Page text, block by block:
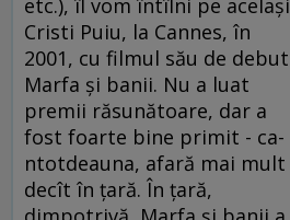
etc.), îl vom întîlni pe acelaşi
Cristi Puiu, la Cannes, în
2001, cu filmul său de debut
Marfa şi banii. Nu a luat
premii răsunătoare, dar a
fost foarte bine primit - ca-
ntotdeauna, afară mai mult
decît în ţară. În ţară,